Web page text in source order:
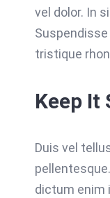
vel dolor. In
tristique
Keep It
Duis vel
dictum enim